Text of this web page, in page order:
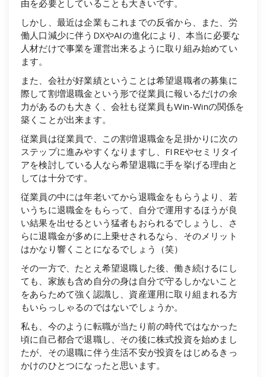
由を必要としていることも大きいです。
しかし、最近は企業もこれまでの反省から、また、労
働人口減少に伴うDXやAIの進化により、本当に必要な
人材だけで事業を運営出来るように取り組み始めてい
ます。
また、会社が好業績ということは希望退職者の募集に
際して割増退職金という形で従業員に報いるだけの余
力があるのも大きく、会社も従業員もWin-Winの関係を
築くことが出来ます。
従業員は従業員で、この割増退職金を足掛かりに次の
ステップに進みやすくなりますし、FIREやセミリタイ
アを検討している人なら希望退職に手を挙げる理由と
しては十分です。
従業員の中には年老いてから退職金をもらうより、若
いうちに退職金をもらって、自分で運用するほうが良
い結果を出せるという猛者もおられるでしょうし、さ
らに退職金が多めに上乗せされるなら、そのメリット
はかなり響くことになるでしょう（笑）
その一方で、たとえ希望退職した後、働き続けるにし
ても、家族も含め自分の身は自分で守るしかないこと
をあらためて強く認識し、資産運用に取り組まれる方
もいらっしゃるのではないでしょうか。
私も、今のように転職が当たり前の時代ではなかった
頃に自己都合で退職し、その後に株式投資を始めまし
たが、その退職に伴う生活不安が投資をはじめるきっ
かけのひとつになったと思います。